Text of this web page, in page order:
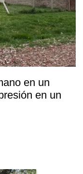
en un
en un